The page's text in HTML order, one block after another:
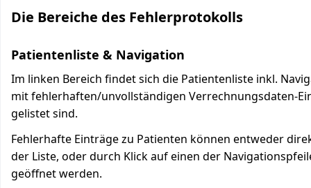
Die Bereiche des Fehlerprotokolls
Patientenliste & Navigation
Im linken Bereich findet sich die Patientenliste inkl.
mit fehlerhaften/unvollständigen Verrechnungsdaten-
gelistet sind.
Fehlerhafte Einträge zu Patienten können entweder
der Liste, oder durch Klick auf einen der
geöffnet werden.